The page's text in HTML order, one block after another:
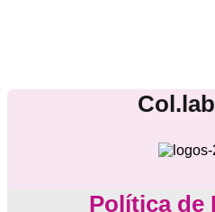
Política de